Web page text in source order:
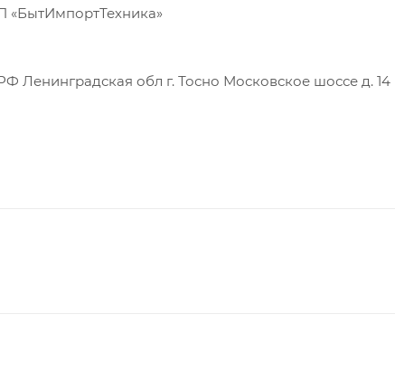
«БытИмпортТехника»
Ленинградская обл г. Тосно Московское шоссе д. 14